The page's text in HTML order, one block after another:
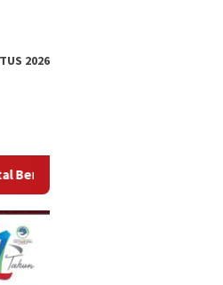
2026
& Terpercaya